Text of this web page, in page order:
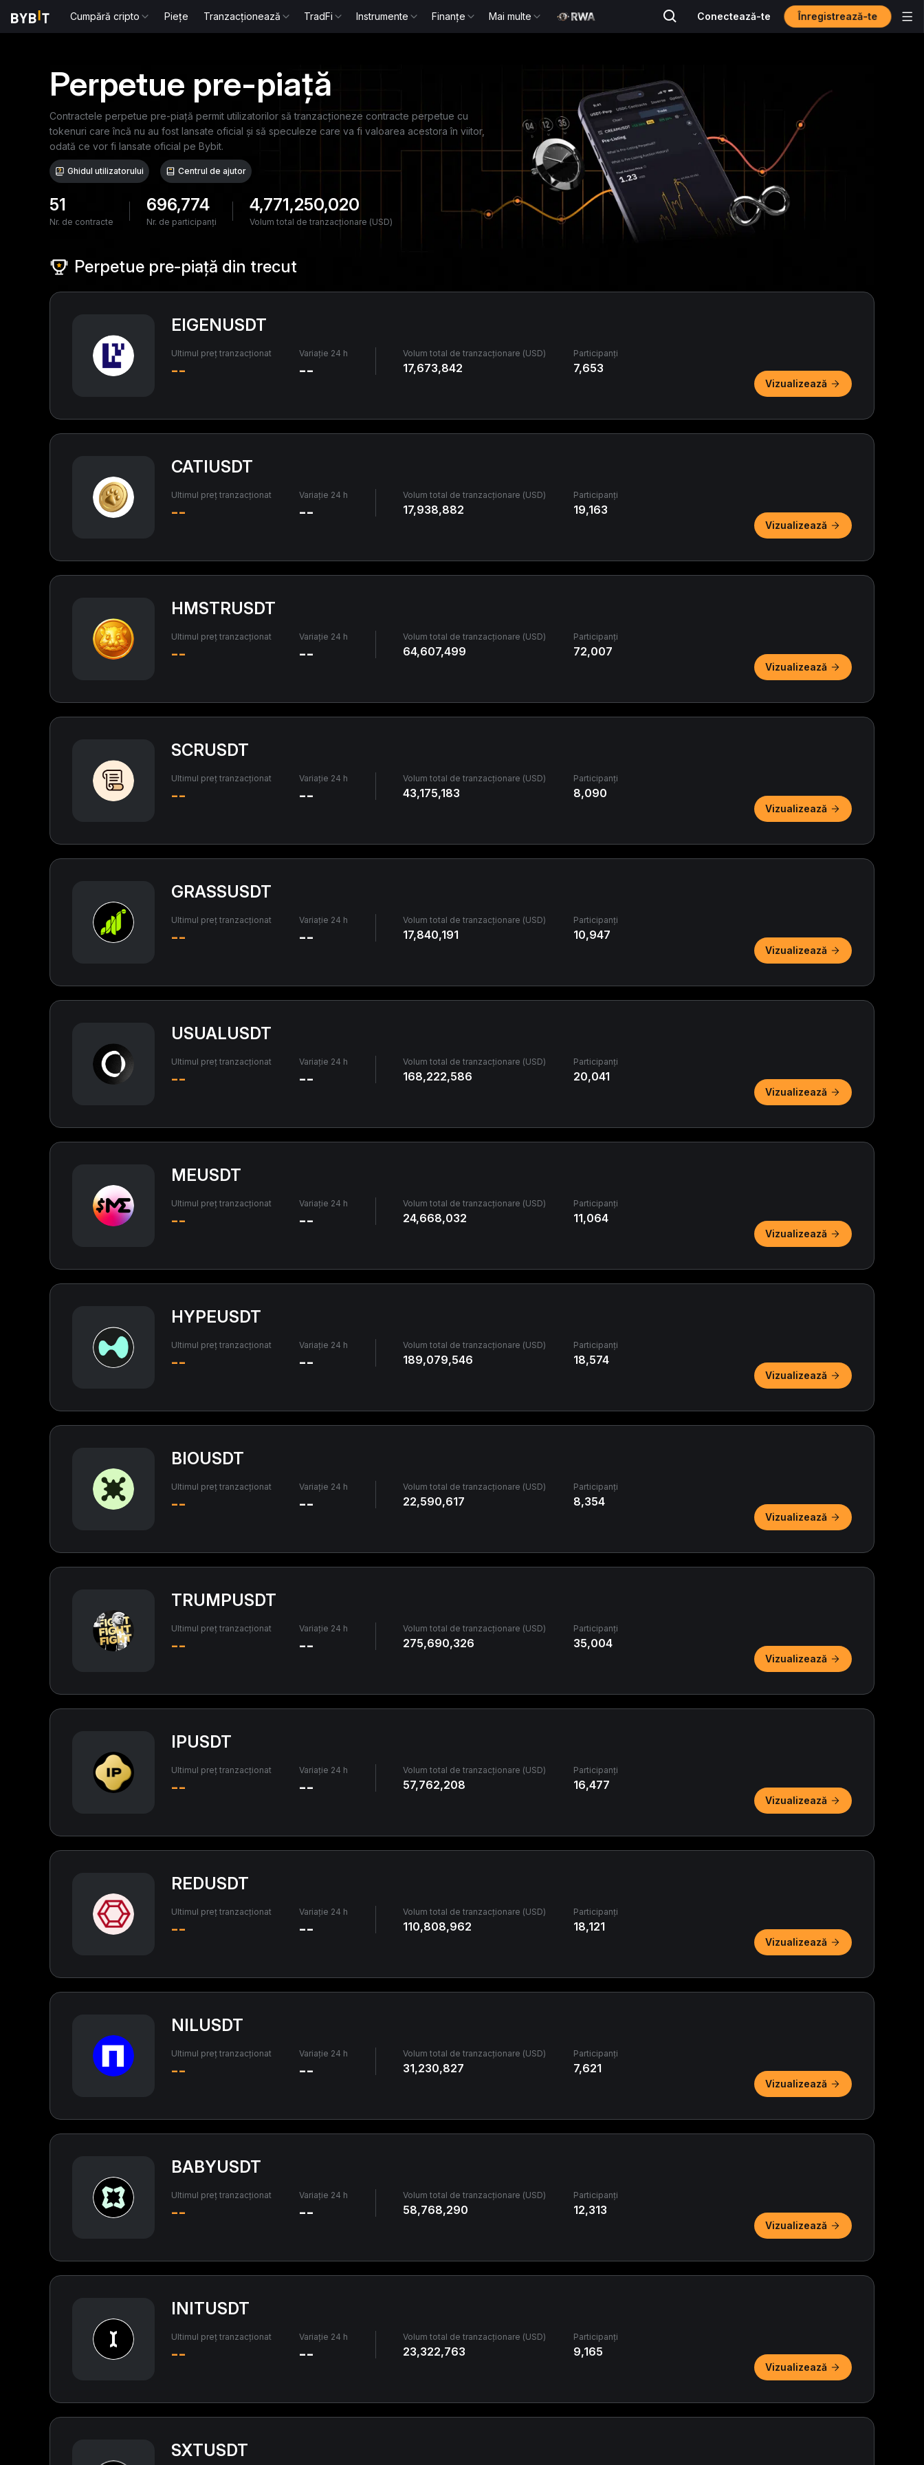
Cumpără cripto Piețe Tranzacționează TradFi Instrumente Finanțe Mai multe Conectează-te Înregistrează-te
Perpetue pre-piață
Contractele perpetue pre-piață permit utilizatorilor să tranzacționeze contracte perpetue cu
tokenuri care încă nu au fost lansate oficial și să speculeze care va fi valoarea acestora în viitor,
odată ce vor fi lansate oficial pe Bybit.
Ghidul utilizatorului Centrul de ajutor
51
Nr. de contracte
696,774
Nr. de participanți
4,771,250,020
Volum total de tranzacționare (USD)
Perpetue pre-piață din trecut
EIGENUSDT
Ultimul preț tranzacționat
--
Variație 24 h
--
Volum total de tranzacționare (USD)
17,673,842
Participanți
7,653
Vizualizează
CATIUSDT
Ultimul preț tranzacționat
--
Variație 24 h
--
Volum total de tranzacționare (USD)
17,938,882
Participanți
19,163
Vizualizează
HMSTRUSDT
Ultimul preț tranzacționat
--
Variație 24 h
--
Volum total de tranzacționare (USD)
64,607,499
Participanți
72,007
Vizualizează
SCRUSDT
Ultimul preț tranzacționat
--
Variație 24 h
--
Volum total de tranzacționare (USD)
43,175,183
Participanți
8,090
Vizualizează
GRASSUSDT
Ultimul preț tranzacționat
--
Variație 24 h
--
Volum total de tranzacționare (USD)
17,840,191
Participanți
10,947
Vizualizează
USUALUSDT
Ultimul preț tranzacționat
--
Variație 24 h
--
Volum total de tranzacționare (USD)
168,222,586
Participanți
20,041
Vizualizează
MEUSDT
Ultimul preț tranzacționat
--
Variație 24 h
--
Volum total de tranzacționare (USD)
24,668,032
Participanți
11,064
Vizualizează
HYPEUSDT
Ultimul preț tranzacționat
--
Variație 24 h
--
Volum total de tranzacționare (USD)
189,079,546
Participanți
18,574
Vizualizează
BIOUSDT
Ultimul preț tranzacționat
--
Variație 24 h
--
Volum total de tranzacționare (USD)
22,590,617
Participanți
8,354
Vizualizează
TRUMPUSDT
Ultimul preț tranzacționat
--
Variație 24 h
--
Volum total de tranzacționare (USD)
275,690,326
Participanți
35,004
Vizualizează
IPUSDT
Ultimul preț tranzacționat
--
Variație 24 h
--
Volum total de tranzacționare (USD)
57,762,208
Participanți
16,477
Vizualizează
REDUSDT
Ultimul preț tranzacționat
--
Variație 24 h
--
Volum total de tranzacționare (USD)
110,808,962
Participanți
18,121
Vizualizează
NILUSDT
Ultimul preț tranzacționat
--
Variație 24 h
--
Volum total de tranzacționare (USD)
31,230,827
Participanți
7,621
Vizualizează
BABYUSDT
Ultimul preț tranzacționat
--
Variație 24 h
--
Volum total de tranzacționare (USD)
58,768,290
Participanți
12,313
Vizualizează
INITUSDT
Ultimul preț tranzacționat
--
Variație 24 h
--
Volum total de tranzacționare (USD)
23,322,763
Participanți
9,165
Vizualizează
SXTUSDT